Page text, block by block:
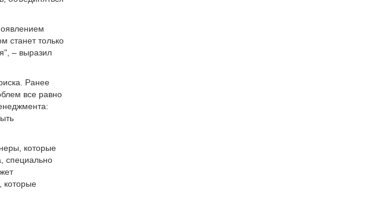
станет только
– выразил
Ранее
все равно
которые
специально
которые